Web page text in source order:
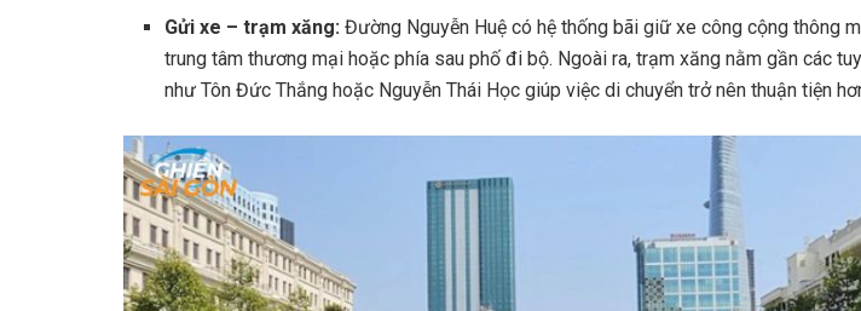
Gửi xe – trạm xăng:Đường Nguyễn Huệ có hệ thống bãi giữ xe công cộng thông
trung tâm thương mại hoặc phía sau phố đi bộ. Ngoài ra, trạm xăng nằm gần các
như Tôn Đức Thắng hoặc Nguyễn Thái Học giúp việc di chuyển trở nên thuận tiện